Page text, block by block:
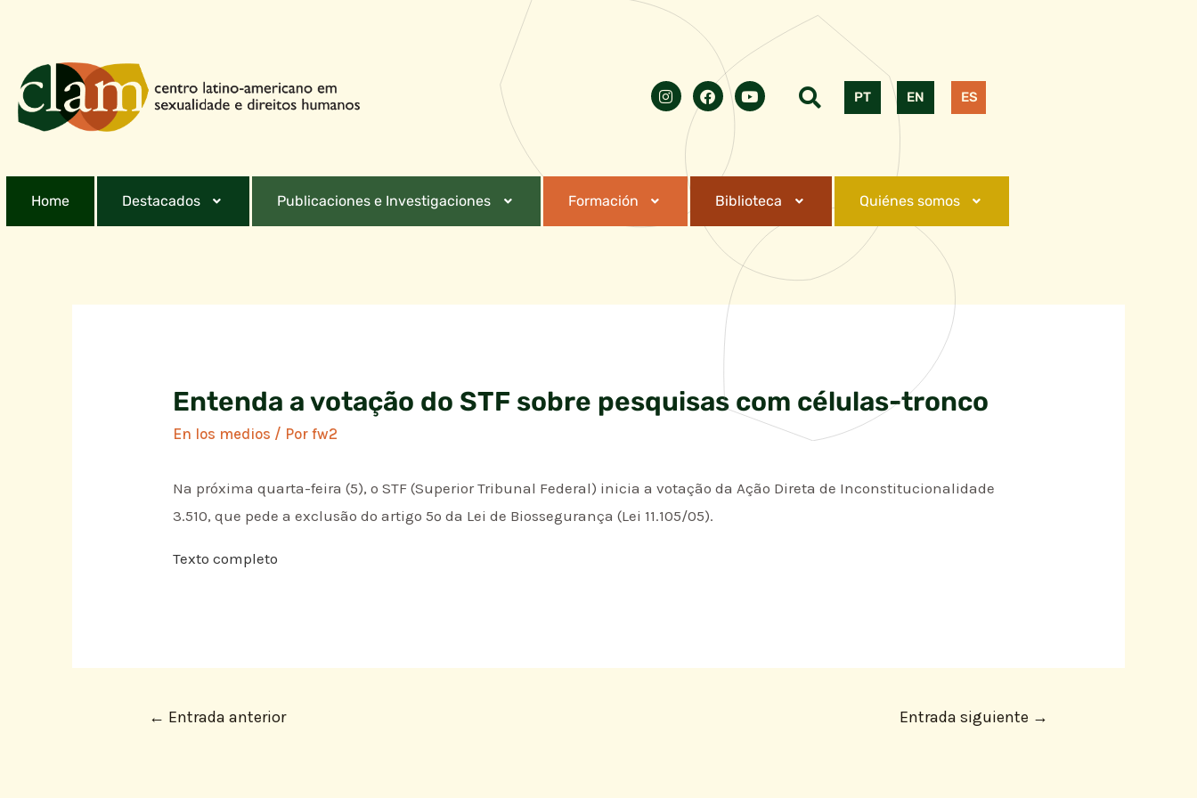
PT EN ES
Home Destacados Publicaciones e Investigaciones Formación Biblioteca Quiénes somos
Entenda a votação do STF sobre pesquisas com células-tronco
En los medios / Porfw2
Na próxima quarta-feira (5), o STF (Superior Tribunal Federal) inicia a votação da Ação Direta de Inconstitucionalidade
3.510, que pede a exclusão do artigo 5º da Lei de Biossegurança (Lei 11.105/05).
Texto completo
← Entrada anterior Entrada siguiente →